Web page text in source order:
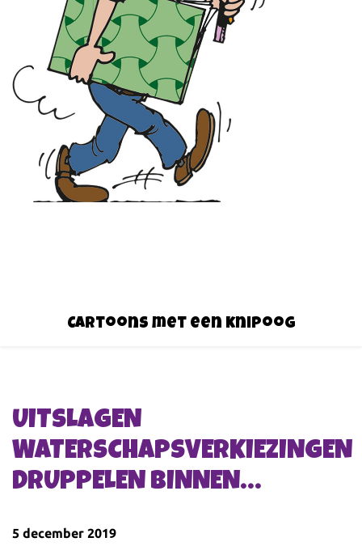
Cartoons met een knipoog
UITSLAGEN
WATERSCHAPSVERKIEZINGEN
DRUPPELEN BINNEN…
5 december 2019